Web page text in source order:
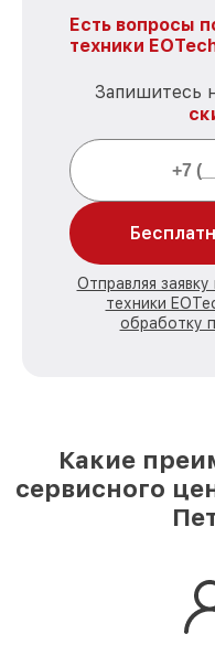
Есть вопросы
техники
Запишитесь
Отправляя
техники
обработку
Какие
сервисного